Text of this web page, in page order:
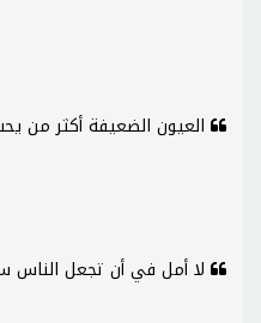
العيون الضعيفة أكثر من
لا أمل في أن تجعل الناس